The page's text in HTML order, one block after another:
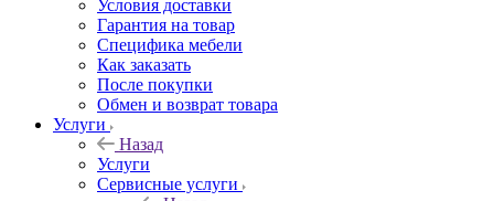
Условия доставки
Гарантия на товар
Специфика мебели
Как заказать
После покупки
Обмен и возврат товара
Услуги
Назад
Услуги
Сервисные услуги